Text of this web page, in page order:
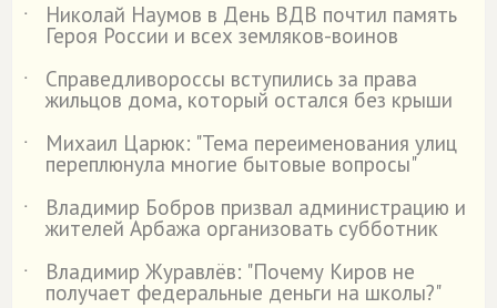
˙ Николай Наумов в День ВДВ почтил память
Героя России и всех земляков-воинов
˙
Справедливороссы вступились за права
жильцов дома, который остался без крыши
˙
Михаил Царюк: "Тема переименования улиц
переплюнула многие бытовые вопросы"
˙
Владимир Бобров призвал администрацию и
жителей Арбажа организовать субботник
˙
Владимир Журавлёв: "Почему Киров не
получает федеральные деньги на школы?"